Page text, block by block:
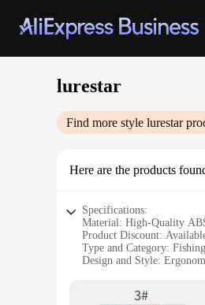
lurestar
Find more style lurestar
Here are the products
Specifications:
Material: High-Quality
Product Discount:
Type and Category:
Design and Style:
Parts and Accessories: